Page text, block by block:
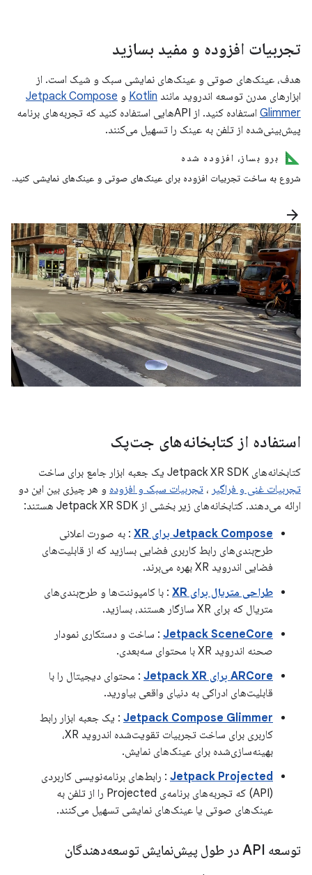
تجربیات افزوده و مفید بسازید
هدف، عینک‌های صوتی و عینک‌های نمایشی سبک و شیک است. از
ابزارهای مدرن توسعه اندروید مانند Kotlin و Jetpack Compose
Glimmer
استفاده کنید. از APIهایی استفاده کنید که تجربه‌های برنامه
پیش‌بینی‌شده از تلفن به عینک را تسهیل می‌کنند.
برو بساز، افزوده شده
شروع به ساخت تجربیات افزوده برای عینک‌های صوتی و عینک‌های نمایشی کنید.
arrow_forward
استفاده از کتابخانه‌های جت‌پک
کتابخانه‌های Jetpack XR SDK یک جعبه ابزار جامع برای ساخت
تجربیات غنی و فراگیر ، تجربیات سبک و افزوده و هر چیزی بین این دو
ارائه می‌دهند. کتابخانه‌های زیر بخشی از Jetpack XR SDK هستند:
Jetpack Compose برای XR
: به صورت اعلانی
طرح‌بندی‌های رابط کاربری فضایی بسازید که از قابلیت‌های
فضایی اندروید XR بهره می‌برند.
طراحی متریال برای XR
: با کامپوننت‌ها و طرح‌بندی‌های
متریال که برای XR سازگار هستند، بسازید.
Jetpack SceneCore : ساخت و دستکاری نمودار
صحنه اندروید XR با محتوای سه‌بعدی.
ARCore برای Jetpack XR
: محتوای دیجیتال را با
قابلیت‌های ادراکی به دنیای واقعی بیاورید.
Jetpack Compose Glimmer : یک جعبه ابزار رابط
کاربری برای ساخت تجربیات تقویت‌شده اندروید XR،
بهینه‌سازی‌شده برای عینک‌های نمایش.
Jetpack Projected : رابط‌های برنامه‌نویسی کاربردی
(API) که تجربه‌های برنامه‌ی Projected را از تلفن به
عینک‌های صوتی یا عینک‌های نمایشی تسهیل می‌کنند.
توسعه API در طول پیش‌نمایش توسعه‌دهندگان